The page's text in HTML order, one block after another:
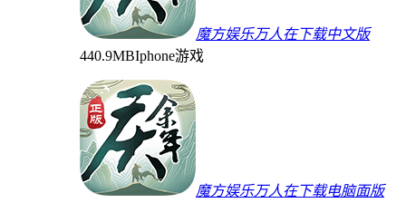
魔方娱乐万人在下载中文版
440.9MBIphone游戏
魔方娱乐万人在下载电脑面版